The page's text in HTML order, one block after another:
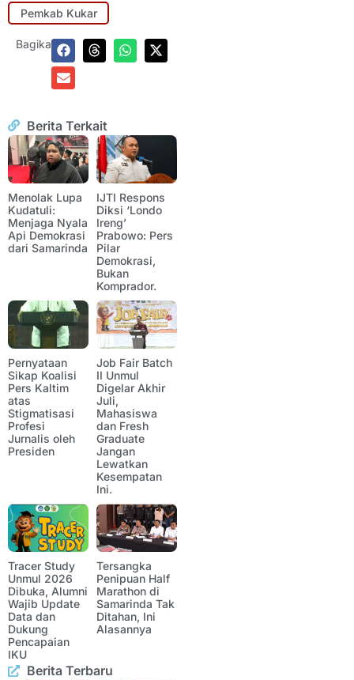
Pemkab Kukar
Bagikan:
Berita Terkait
Menolak Lupa
Kudatuli:
Menjaga Nyala
Api Demokrasi
dari Samarinda
IJTI Respons
Diksi ‘Londo
Ireng’
Prabowo: Pers
Pilar
Demokrasi,
Bukan
Komprador.
Pernyataan
Sikap Koalisi
Pers Kaltim
atas
Stigmatisasi
Profesi
Jurnalis oleh
Presiden
Job Fair Batch
II Unmul
Digelar Akhir
Juli,
Mahasiswa
dan Fresh
Graduate
Jangan
Lewatkan
Kesempatan
Ini.
Tracer Study
Unmul 2026
Dibuka, Alumni
Wajib Update
Data dan
Dukung
Pencapaian
IKU
Tersangka
Penipuan Half
Marathon di
Samarinda Tak
Ditahan, Ini
Alasannya
Berita Terbaru